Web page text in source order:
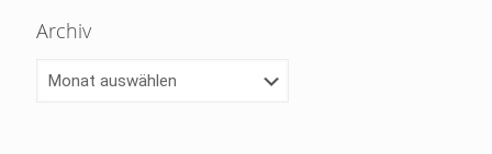
Archiv